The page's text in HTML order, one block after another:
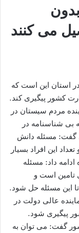
می کنند
استان این است که
کشور پیگیری کند.
مردم سیستان در
بی شناسنامه در
گفت: مسئله دانش
این افراد بسیار
داد: مسئله
تامین است و
این مسئله حل شود.
عالی دولت در
پیگیری شود.
گفت: می توان به